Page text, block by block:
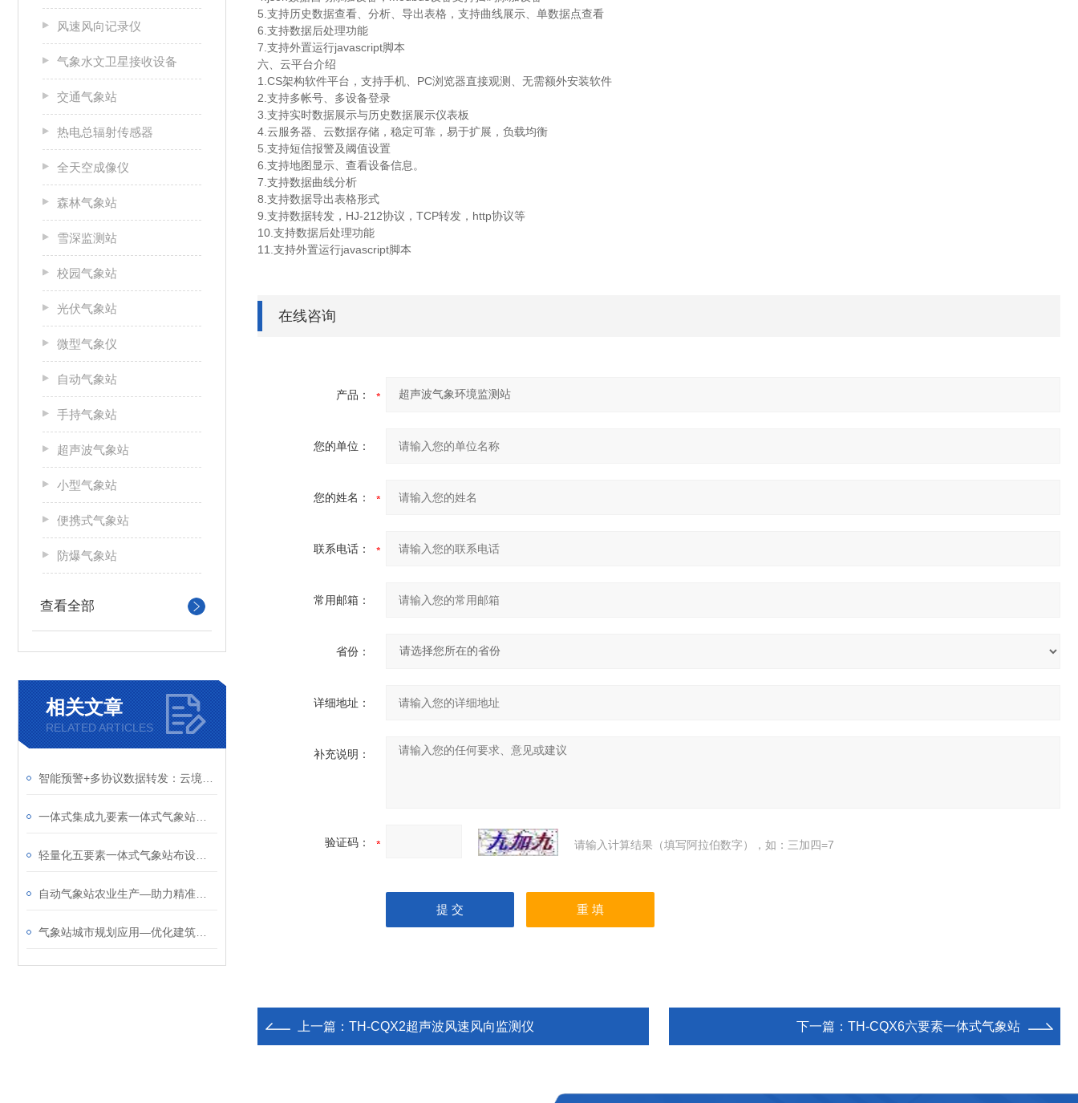
风速风向记录仪
气象水文卫星接收设备
交通气象站
热电总辐射传感器
全天空成像仪
森林气象站
雪深监测站
校园气象站
光伏气象站
微型气象仪
自动气象站
手持气象站
超声波气象站
小型气象站
便携式气象站
防爆气象站
查看全部
相关文章
RELATED ARTICLES
5.支持历史数据查看、分析、导出表格，支持曲线展示、单数据点查看
6.支持数据后处理功能
7.支持外置运行javascript脚本
六、云平台介绍
1.CS架构软件平台，支持手机、PC浏览器直接观测、无需额外安装软件
2.支持多帐号、多设备登录
3.支持实时数据展示与历史数据展示仪表板
4.云服务器、云数据存储，稳定可靠，易于扩展，负载均衡
5.支持短信报警及阈值设置
6.支持地图显示、查看设备信息。
7.支持数据曲线分析
8.支持数据导出表格形式
9.支持数据转发，HJ-212协议，TCP转发，http协议等
10.支持数据后处理功能
11.支持外置运行javascript脚本
在线咨询
产品：
您的单位：
您的姓名：
联系电话：
常用邮箱：
省份：
详细地址：
补充说明：
验证码： 请输入计算结果（填写阿拉伯数字），如：三加四=7
上一篇： TH-CQX2超声波风速风向监测仪 下一篇： TH-CQX6六要素一体式气象站